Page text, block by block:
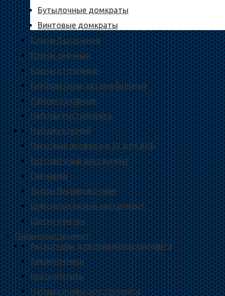
Бутылочные домкраты
Винтовые домкраты
Ключи баллонные
Ключи свечные
Ключи ступичные
Компрессоры автомобильные
Лампы паяльные
Наборы инструмента
Наборы ключей
Пусковые провода и ЗУ для АКБ
Рихтовочный инструмент
Съёмники
Тросы буксировочные
Шиномонтажный инструмент
Щетки-сметки
Пневмоинструмент
Аксессуары для пневмоинструмента
Заклепочники
Краскопульты
Наборы пневмоинструмента